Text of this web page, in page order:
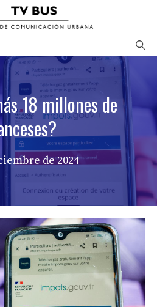
18 millones de
de 2024